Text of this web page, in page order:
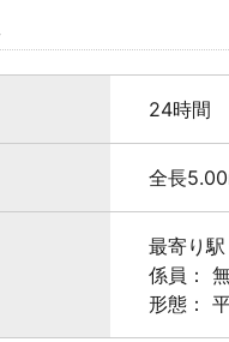
24時間
全長
最寄り
係員：
形態：